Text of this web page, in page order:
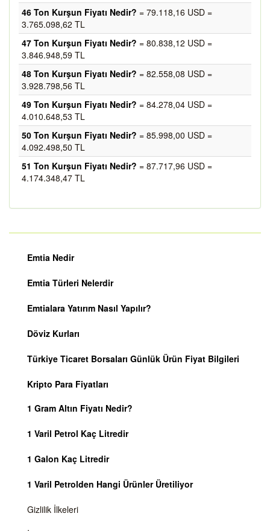
46 Ton Kurşun Fiyatı Nedir? = 79.118,16 USD =
3.765.098,62 TL
47 Ton Kurşun Fiyatı Nedir? = 80.838,12 USD =
3.846.948,59 TL
48 Ton Kurşun Fiyatı Nedir? = 82.558,08 USD =
3.928.798,56 TL
49 Ton Kurşun Fiyatı Nedir? = 84.278,04 USD =
4.010.648,53 TL
50 Ton Kurşun Fiyatı Nedir? = 85.998,00 USD =
4.092.498,50 TL
51 Ton Kurşun Fiyatı Nedir? = 87.717,96 USD =
4.174.348,47 TL
Emtia Nedir
Emtia Türleri Nelerdir
Emtialara Yatırım Nasıl Yapılır?
Döviz Kurları
Türkiye Ticaret Borsaları Günlük Ürün Fiyat Bilgileri
Kripto Para Fiyatları
1 Gram Altın Fiyatı Nedir?
1 Varil Petrol Kaç Litredir
1 Galon Kaç Litredir
1 Varil Petrolden Hangi Ürünler Üretiliyor
Gizlilik İlkeleri